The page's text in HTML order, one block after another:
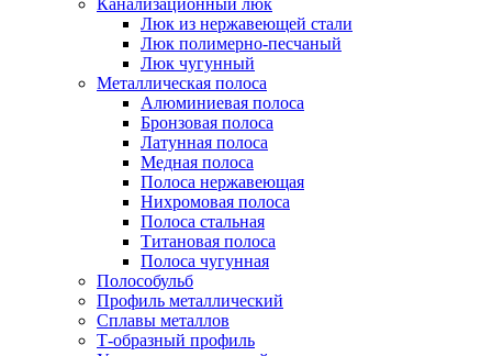
Канализационный люк
Люк из нержавеющей стали
Люк полимерно-песчаный
Люк чугунный
Металлическая полоса
Алюминиевая полоса
Бронзовая полоса
Латунная полоса
Медная полоса
Полоса нержавеющая
Нихромовая полоса
Полоса стальная
Титановая полоса
Полоса чугунная
Полособульб
Профиль металлический
Сплавы металлов
Т-образный профиль